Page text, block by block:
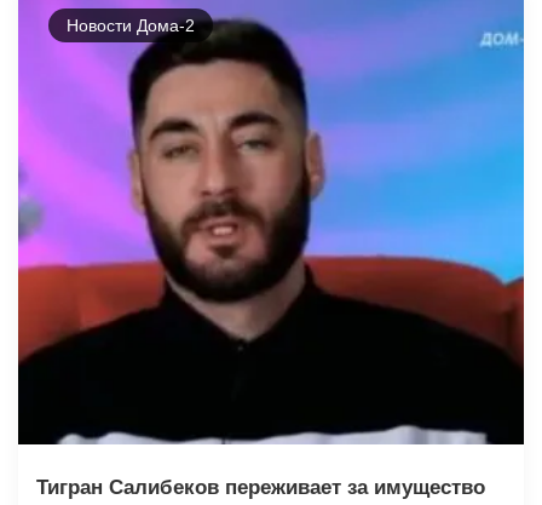
Новости Дома-2
Тигран Салибеков переживает за имущество